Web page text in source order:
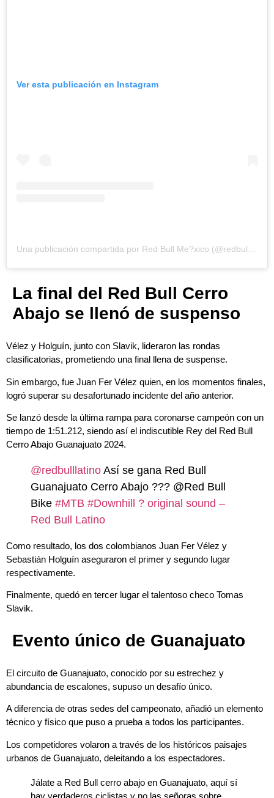
Ver esta publicación en Instagram
La final del Red Bull Cerro
Abajo se llenó de suspenso
Vélez y Holguín, junto con Slavik, lideraron las rondas
clasificatorias, prometiendo una final llena de suspense.
Sin embargo, fue Juan Fer Vélez quien, en los momentos finales,
logró superar su desafortunado incidente del año anterior.
Se lanzó desde la última rampa para coronarse campeón con un
tiempo de 1:51.212, siendo así el indiscutible Rey del Red Bull
Cerro Abajo Guanajuato 2024.
@redbulllatino Así se gana Red Bull
Guanajuato Cerro Abajo ??? @Red Bull
Bike #MTB #Downhill
? original sound –
Red Bull Latino
Como resultado, los dos colombianos Juan Fer Vélez y
Sebastián Holguín aseguraron el primer y segundo lugar
respectivamente.
Finalmente, quedó en tercer lugar el talentoso checo Tomas
Slavik.
Evento único de Guanajuato
El circuito de Guanajuato, conocido por su estrechez y
abundancia de escalones, supuso un desafío único.
A diferencia de otras sedes del campeonato, añadió un elemento
técnico y físico que puso a prueba a todos los participantes.
Los competidores volaron a través de los históricos paisajes
urbanos de Guanajuato, deleitando a los espectadores.
Jálate a Red Bull cerro abajo en Guanajuato, aquí sí
hay verdaderos ciclistas y no las señoras sobre